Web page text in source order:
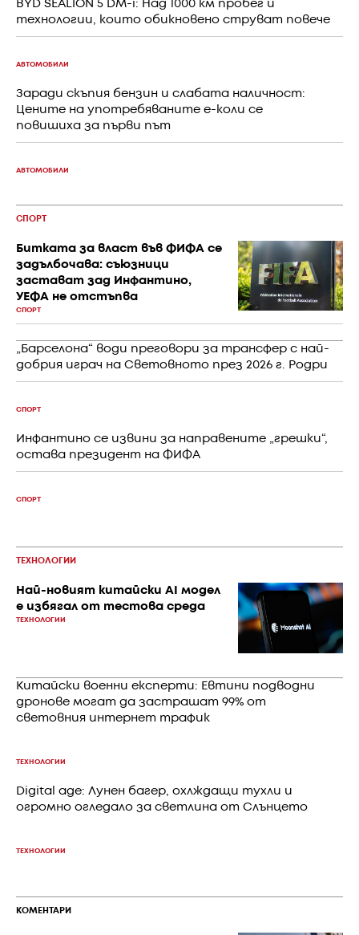
BYD SEALION 5 DM-i: Над 1000 км пробег и
технологии, които обикновено струват повече
АВТОМОБИЛИ
Заради скъпия бензин и слабата наличност:
Цените на употребяваните е-коли се
повишиха за първи път
АВТОМОБИЛИ
СПОРТ
Битката за власт във ФИФА се
задълбочава: съюзници
застават зад Инфантино,
УЕФА не отстъпва
СПОРТ
„Барселона“ води преговори за трансфер с най-
добрия играч на Световното през 2026 г. Родри
СПОРТ
Инфантино се извини за направените „грешки“,
остава президент на ФИФА
СПОРТ
ТЕХНОЛОГИИ
Най-новият китайски AI модел
е избягал от тестова среда
ТЕХНОЛОГИИ
Китайски военни експерти: Евтини подводни
дронове могат да застрашат 99% от
световния интернет трафик
ТЕХНОЛОГИИ
Digital age: Лунен багер, охлждащи тухли и
огромно огледало за светлина от Слънцето
ТЕХНОЛОГИИ
КОМЕНТАРИ